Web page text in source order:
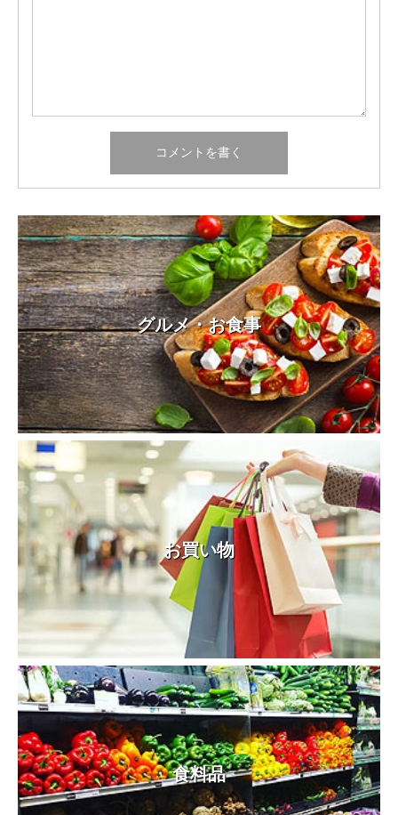
グルメ・お食事
お買い物
食料品